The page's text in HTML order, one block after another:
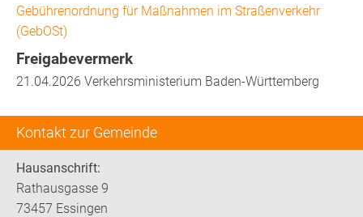
Kontakt zur Gemeinde
Hausanschrift:
Rathausgasse 9
73457 Essingen
Gebührenordnung für Maßnahmen im Straßenverkehr
(GebOSt)
Freigabevermerk
21.04.2026 Verkehrsministerium Baden-Württemberg